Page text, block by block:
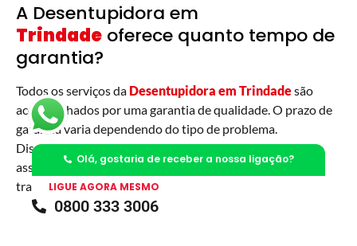
A Desentupidora em
Trindade oferece quanto tempo de
garantia?
Todos os serviços da Desentupidora em Trindadesão
acompanhados por uma garantia de qualidade. O prazo de
garantia varia dependendo do tipo de problema.
Discutimos os detalhes no momento do atendimento,
assegurando sua total satisfação e confiança no nosso
trabalho.
Olá, gostaria de receber a nossa ligação?
LIGUE AGORA MESMO
0800 333 3006